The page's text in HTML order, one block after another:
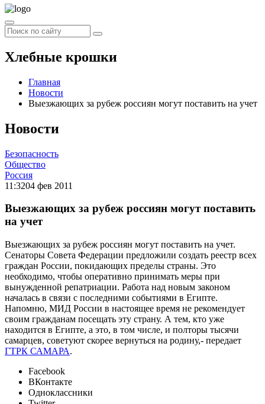
Хлебные крошки
Главная
Новости
Выезжающих за рубеж россиян могут поставить на учет
Новости
Безопасность
Общество
Россия
11:3204 фев 2011
Выезжающих за рубеж россиян могут поставить
на учет
Выезжающих за рубеж россиян могут поставить на учет.
Сенаторы Совета Федерации предложили создать реестр всех
граждан России, покидающих пределы страны. Это
необходимо, чтобы оперативно принимать меры при
вынужденной репатриации. Работа над новым законом
началась в связи с последними событиями в Египте.
Напомню, МИД России в настоящее время не рекомендует
своим гражданам посещать эту страну. А тем, кто уже
находится в Египте, а это, в том числе, и полторы тысячи
самарцев, советуют скорее вернуться на родину,- передает
ГТРК САМАРА.
Facebook
ВКонтакте
Одноклассники